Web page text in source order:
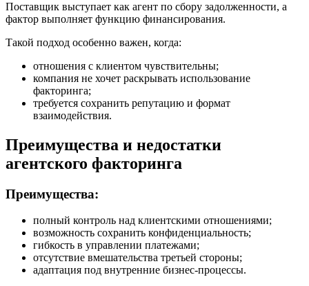
Поставщик выступает как агент по сбору задолженности, а
фактор выполняет функцию финансирования.
Такой подход особенно важен, когда:
отношения с клиентом чувствительны;
компания не хочет раскрывать использование
факторинга;
требуется сохранить репутацию и формат
взаимодействия.
Преимущества и недостатки
агентского факторинга
Преимущества:
полный контроль над клиентскими отношениями;
возможность сохранить конфиденциальность;
гибкость в управлении платежами;
отсутствие вмешательства третьей стороны;
адаптация под внутренние бизнес-процессы.